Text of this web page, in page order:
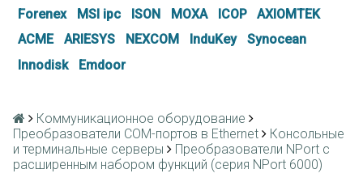
Forenex
MSI ipc ISON MOXA ICOP
AXIOMTEK
ACME
ARIESYS NEXCOM InduKey
Synocean
Innodisk
Emdoor
Коммуникационное оборудование
Преобразователи COM-портов в Ethernet
Консольные
и терминальные серверы
Преобразователи NPort с
расширенным набором функций (серия NPort 6000)